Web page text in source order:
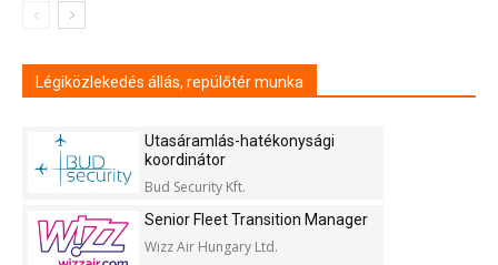
Légiközlekedés állás, repülőtér munka
Utasáramlás-hatékonysági
koordinátor
Bud Security Kft.
Senior Fleet Transition Manager
Wizz Air Hungary Ltd.